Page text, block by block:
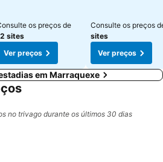
os preços de
sites
Ver preços
Consulte os preços
sites
Ver preços
em Marraquexe
no trivago durante os últimos 30 dias